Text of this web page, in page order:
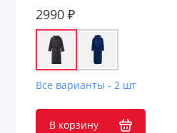
2990 ₽
Все варианты - 2 шт
В корзину